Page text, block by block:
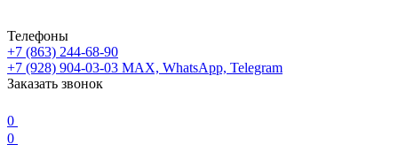
Телефоны
+7 (863) 244-68-90
+7 (928) 904-03-03 MAX, WhatsApp, Telegram
Заказать звонок
0
0